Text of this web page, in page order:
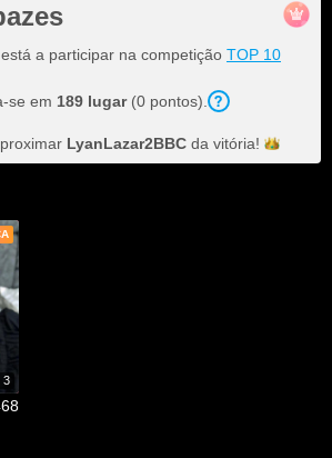
está a participar na competição TOP 10
se em 189 lugar(0 pontos).
LyanLazar2BBC da vitória!
3